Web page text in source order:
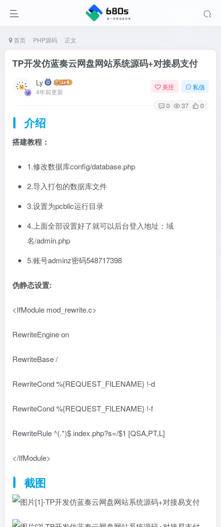
首页 PHP源码 正文
TP开发仿蓝奏云网盘网站系统源码+对接易支付
Ly
4年前更新
关注 私信
0 37 0
介绍
搭建教程：
1.修改数据库config/database.php
2.导入打包的数据库文件
3.设置为pcblic运行目录
4.上面全部设置好了就可以后台登入地址：域
名/admin.php
5.账号adminz密码548717398
伪静态设置:
<IfModule mod_rewrite.c>
RewriteEngine on
RewriteBase /
RewriteCond %{REQUEST_FILENAME} !-d
RewriteCond %{REQUEST_FILENAME} !-f
RewriteRule ^(.*)$ index.php?s=/$1 [QSA,PT,L]
</IfModule>
截图